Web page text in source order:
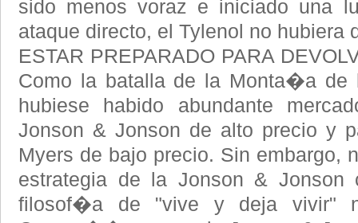
sido menos voraz e iniciado una
ataque directo, el Tylenol no hubiera
ESTAR PREPARADO PARA
Como la batalla de la Monta�a
hubiese habido abundante
Jonson & Jonson de alto precio y
Myers de bajo precio. Sin embargo,
estrategia de la Jonson & Jonson
filosof�a de "vive y deja vivir"